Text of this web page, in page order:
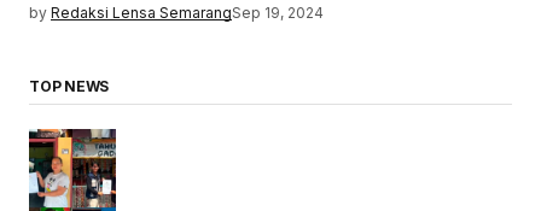
by Redaksi Lensa SemarangSep 19, 2024
TOP NEWS